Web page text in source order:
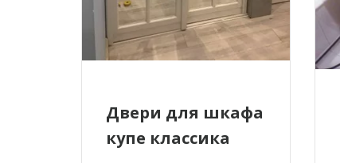
Двери для шкафа
купе классика